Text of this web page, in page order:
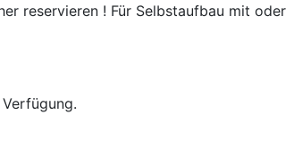
reservieren ! Für Selbstaufbau mit oder